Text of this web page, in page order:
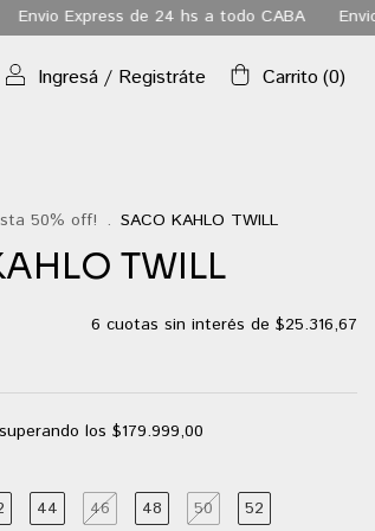
a todo CABA Envio gratis a todo el pais
Ingresá / Registráte Carrito (0)
50% off! . SACO KAHLO TWILL
TWILL
6 cuotas sin interés de $25.316,67
superando los $179.999,00
44 46 48 50 52